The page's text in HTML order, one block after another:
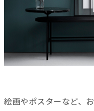
絵画やポスターなど、